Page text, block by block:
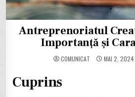
Antreprenoriatul
Importanță și
COMUNICAT MAI 2, 2024
Cuprins